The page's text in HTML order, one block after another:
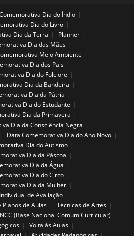
Dia do Índio
Dia do Livro
Dia da Terra
Planner
Dia das Mães
Meio Ambiente
Dia dos Pais
Dia do Folclore
Dia da Bandeira
Dia da Pátria
Dia do Estudante
Dia da Primavera
Dia da Consciência Negra
Data Comemorativa Dia do Ano Novo
Dia do Autismo
Dia da Páscoa
Dia da Água
Dia do Circo
Dia da Mulher
de Avaliação
Planos de Aulas
Técnicas de Artes
(Base Nacional Comum Curricular)
Volta às Aulas